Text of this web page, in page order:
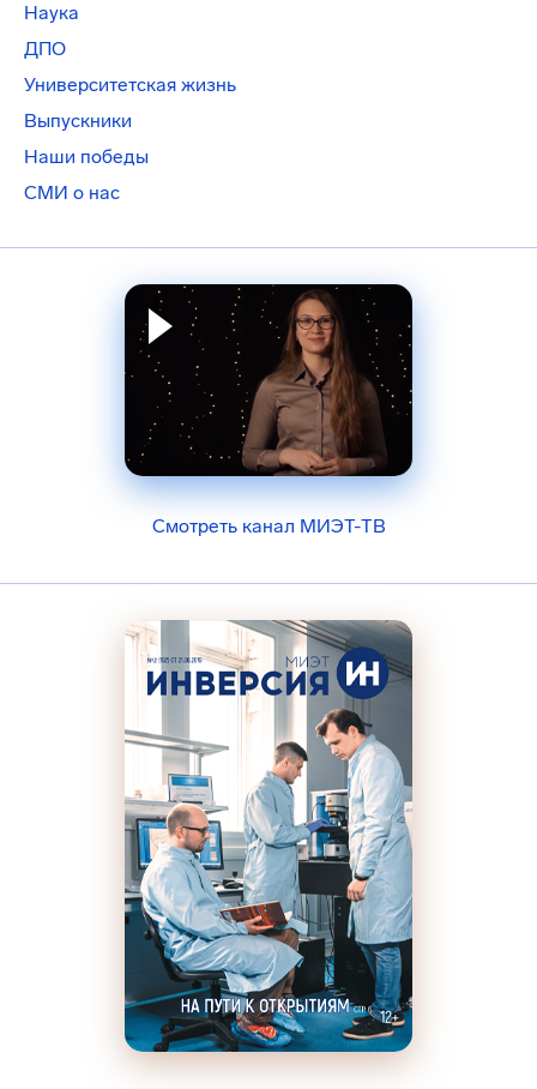
Наука
ДПО
Университетская жизнь
Выпускники
Наши победы
СМИ о нас
Смотреть канал МИЭТ-ТВ